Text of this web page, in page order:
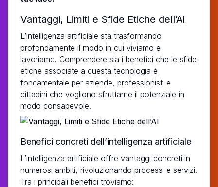
Vantaggi, Limiti e Sfide Etiche dell’AI
L’intelligenza artificiale sta trasformando
profondamente il modo in cui viviamo e
lavoriamo. Comprendere sia i benefici che le sfide
etiche associate a questa tecnologia è
fondamentale per aziende, professionisti e
cittadini che vogliono sfruttarne il potenziale in
modo consapevole.
Benefici concreti dell’intelligenza artificiale
L’intelligenza artificiale offre vantaggi concreti in
numerosi ambiti, rivoluzionando processi e servizi.
Tra i principali benefici troviamo: